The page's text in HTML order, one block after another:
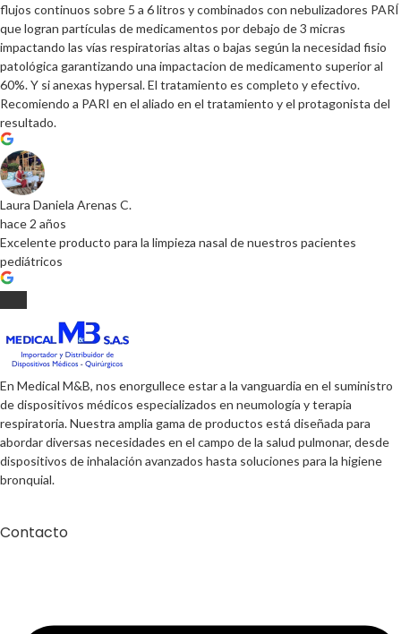
flujos continuos sobre 5 a 6 litros y combinados con nebulizadores PARÍ
que logran partículas de medicamentos por debajo de 3 micras
impactando las vías respiratorias altas o bajas según la necesidad fisio
patológica garantizando una impactacion de medicamento superior al
60%. Y si anexas hypersal. El tratamiento es completo y efectivo.
Recomiendo a PARI en el aliado en el tratamiento y el protagonista del
resultado.
Laura Daniela Arenas C.
hace 2 años
Excelente producto para la limpieza nasal de nuestros pacientes
pediátricos
En Medical M&B, nos enorgullece estar a la vanguardia en el suministro
de dispositivos médicos especializados en neumología y terapia
respiratoria. Nuestra amplia gama de productos está diseñada para
abordar diversas necesidades en el campo de la salud pulmonar, desde
dispositivos de inhalación avanzados hasta soluciones para la higiene
bronquial.
Contacto